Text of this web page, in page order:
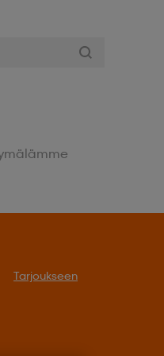
Tarjoukseen